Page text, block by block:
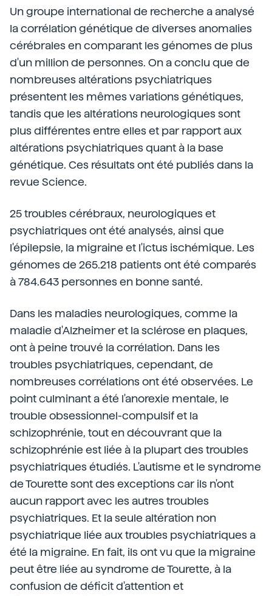
Un groupe international de recherche a analysé
la corrélation génétique de diverses anomalies
cérébrales en comparant les génomes de plus
d'un million de personnes. On a conclu que de
nombreuses altérations psychiatriques
présentent les mêmes variations génétiques,
tandis que les altérations neurologiques sont
plus différentes entre elles et par rapport aux
altérations psychiatriques quant à la base
génétique. Ces résultats ont été publiés dans la
revue Science.
25 troubles cérébraux, neurologiques et
psychiatriques ont été analysés, ainsi que
l'épilepsie, la migraine et l'ictus ischémique. Les
génomes de 265.218 patients ont été comparés
à 784.643 personnes en bonne santé.
Dans les maladies neurologiques, comme la
maladie d'Alzheimer et la sclérose en plaques,
ont à peine trouvé la corrélation. Dans les
troubles psychiatriques, cependant, de
nombreuses corrélations ont été observées. Le
point culminant a été l'anorexie mentale, le
trouble obsessionnel-compulsif et la
schizophrénie, tout en découvrant que la
schizophrénie est liée à la plupart des troubles
psychiatriques étudiés. L'autisme et le syndrome
de Tourette sont des exceptions car ils n'ont
aucun rapport avec les autres troubles
psychiatriques. Et la seule altération non
psychiatrique liée aux troubles psychiatriques a
été la migraine. En fait, ils ont vu que la migraine
peut être liée au syndrome de Tourette, à la
confusion de déficit d'attention et